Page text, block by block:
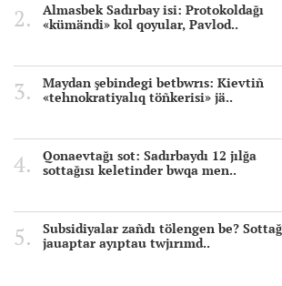
Almasbek Sadırbay isi: Protokoldağı
«kümändi» kol qoyular, Pavlod..
Maydan şebindegi betbwrıs: Kievtiñ
«tehnokratiyalıq töñkerisi» jä..
Qonaevtağı sot: Sadırbaydı 12 jılğa
sottağısı keletinder bwqa men..
Subsidiyalar zañdı tölengen be?
jauaptar ayıptau twjırımd..